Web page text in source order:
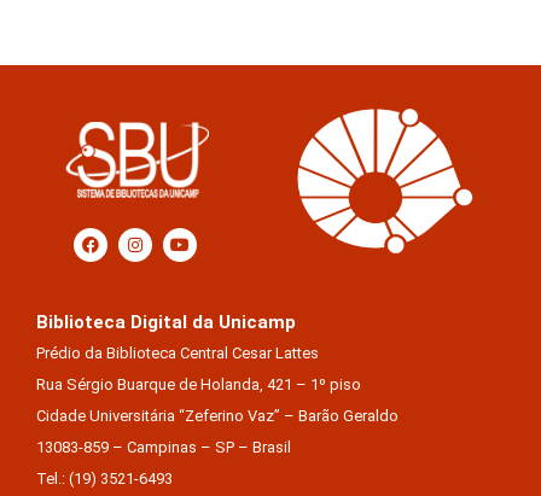
Biblioteca Digital da Unicamp
Prédio da Biblioteca Central Cesar Lattes
Rua Sérgio Buarque de Holanda, 421 – 1º piso
Cidade Universitária “Zeferino Vaz” – Barão Geraldo
13083-859 – Campinas – SP – Brasil
Tel.: (19) 3521-6493